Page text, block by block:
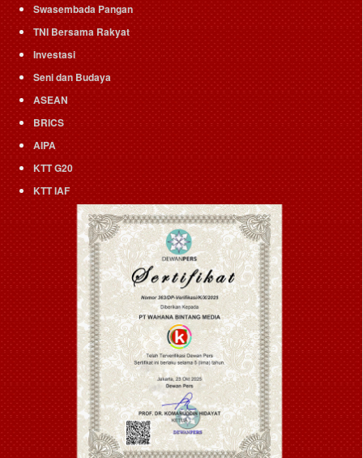
Swasembada Pangan
TNI Bersama Rakyat
Investasi
Seni dan Budaya
ASEAN
BRICS
AIPA
KTT G20
KTT IAF